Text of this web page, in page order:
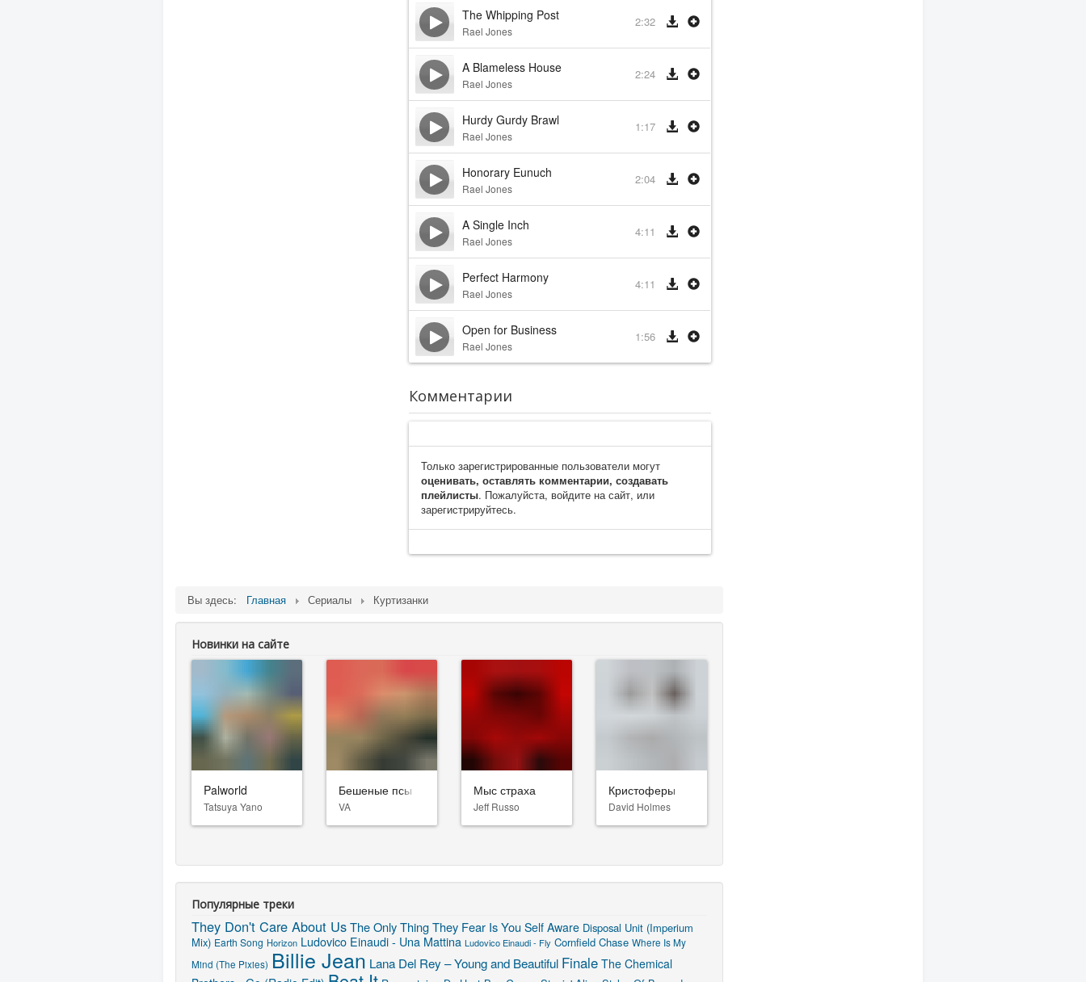
The Whipping Post
Rael Jones
2:32
A Blameless House
Rael Jones
2:24
Hurdy Gurdy Brawl
Rael Jones
1:17
Honorary Eunuch
Rael Jones
2:04
A Single Inch
Rael Jones
4:11
Perfect Harmony
Rael Jones
4:11
Open for Business
Rael Jones
1:56
Комментарии
Только зарегистрированные пользователи могут
оценивать, оставлять комментарии, создавать
плейлисты. Пожалуйста, войдите на сайт, или
зарегистрируйтесь.
Вы здесь: Главная Сериалы Куртизанки
Новинки на сайте
Palworld
Tatsuya Yano
Бешеные псы
VA
Мыс страха
Jeff Russo
Кристоферы
David Holmes
Популярные треки
They Don't Care About UsThe Only Thing They Fear Is You Self Aware Disposal Unit (Imperium
Mix) Earth Song Horizon Ludovico Einaudi - Una Mattina Ludovico Einaudi - Fly Cornfield Chase Where Is My
Mind (The Pixies) Billie Jean Lana Del Rey – Young and Beautiful Finale The Chemical